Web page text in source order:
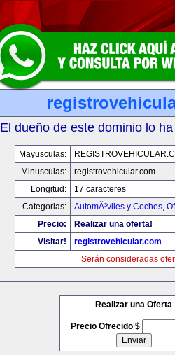
El dueño de este dominio lo
Mayusculas:
Minusculas:
registrovehicular.com
Longitud:
17 caracteres
Categorias:
AutomÃ³viles y Coches,
Precio:
Realizar una oferta!
Visitar!
registrovehicular.com
Serán consideradas
Realizar una Oferta
Precio Ofrecido $